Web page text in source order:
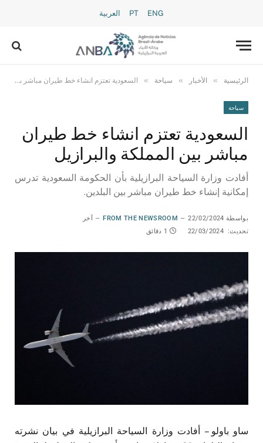
PT ENG العربية
الرئيسية » الأخبار » سياحة » السعودية تعتزم انشاء خط طيران مباشر بين المملكة والبرازيل
سياحة
السعودية تعتزم انشاء خط طيران
مباشر بين المملكة والبرازيل
أفادت وزارة السياحة البرازيلية بأن الحكومة السعودية تدرس
إمكانية إنشاء خط طيران مباشر بين البلدين.
بواسطة FROM THE NEWSROOM 22/02/2024
آخر
تحديث: 22/03/2024 1 دقائق
ساو باولو – أفادت وزارة السياحة البرازيلية في بيان نشرته